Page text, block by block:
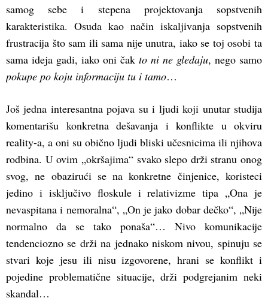
samog sebe i stepena projektovanja sopstvenih
karakteristika. Osuda kao način iskaljivanja sopstvenih
frustracija što sam ili sama nije unutra, iako se toj osobi ta
sama ideja gadi, iako oni čak to ni ne gledaju, nego samo
pokupe po koju informaciju tu i tamo…
Još jedna interesantna pojava su i ljudi koji unutar studija
komentarišu konkretna dešavanja i konflikte u okviru
reality-a, a oni su obično ljudi bliski učesnicima ili njihova
rodbina. U ovim „okršajima“ svako slepo drži stranu onog
svog, ne obazirući se na konkretne činjenice, koristeci
jedino i isključivo floskule i relativizme tipa „Ona je
nevaspitana i nemoralna“, „On je jako dobar dečko“, „Nije
normalno da se tako ponaša“… Nivo komunikacije
tendenciozno se drži na jednako niskom nivou, spinuju se
stvari koje jesu ili nisu izgovorene, hrani se konflikt i
pojedine problematične situacije, drži podgrejanim neki
skandal…